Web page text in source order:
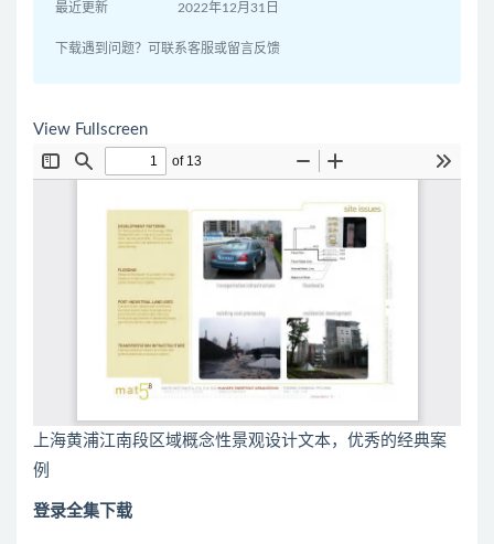
最近更新 2022年12月31日
下载遇到问题？可联系客服或留言反馈
View Fullscreen
上海黄浦江南段区域概念性景观设计文本，优秀的经典案
例
登录全集下载